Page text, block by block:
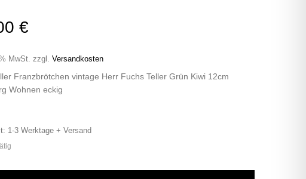
€
MwSt. zzgl. Versandkosten
Franzbrötchen vintage Herr Fuchs Teller Grün Kiwi 12cm
Wohnen eckig
1-3 Werktage + Versand